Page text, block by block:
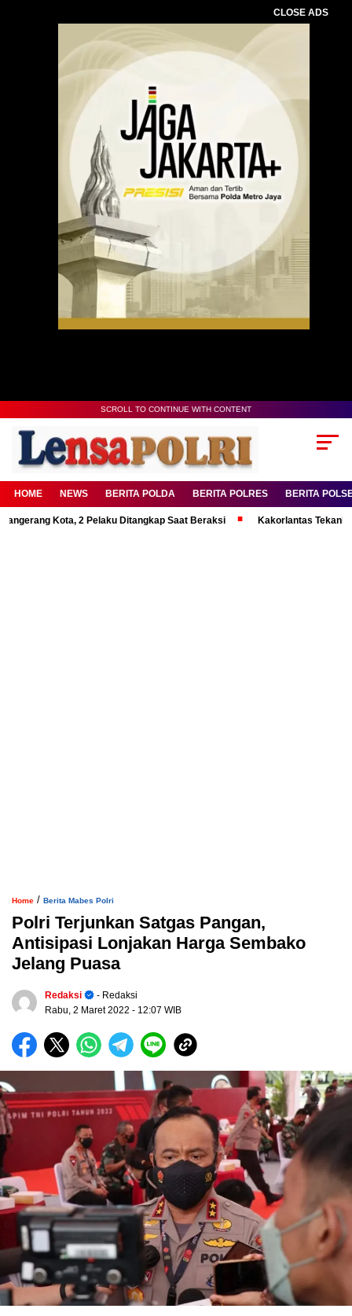
CLOSE ADS
SCROLL TO CONTINUE WITH CONTENT
HOME NEWS BERITA POLDA BERITA POLRES BERITA
Kota, 2 Pelaku Ditangkap Saat Beraksi Kakorlantas Tekankan
Home / Berita Mabes Polri
Polri Terjunkan Satgas Pangan,
Antisipasi Lonjakan Harga Sembako
Jelang Puasa
Redaksi
- Redaksi
Rabu, 2 Maret 2022 - 12:07 WIB